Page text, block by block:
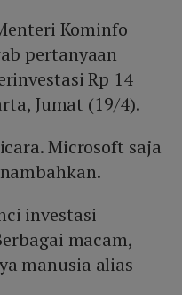
Kominfo
pertanyaan
Rp 14
Jumat (19/4).
Microsoft saja
investasi
macam,
manusia alias